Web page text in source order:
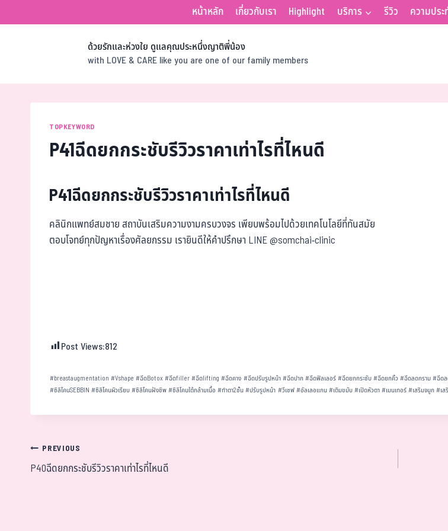
หน้าหลัก เกี่ยวกับเรา Highlight บริการ รีวิว ความประ
ด้วยรักและห่วงใย ดูแลคุณประหนึ่งญาติพี่น้อง
with LOVE & CARE like you are one of our family members
TOPKEYWORD
P41ฉีดยกกระชับรีวิวราคาเท่าไรที่ไหนดี
P41ฉีดยกกระชับรีวิวราคาเท่าไรที่ไหนดี
คลินิกแพทย์สมชาย สถาบันเสริมความงามครบวงจร เพียบพร้อมไปด้วยเทคโนโลยีที่ทันสมัย
ตอบโจทย์ทุกปัญหาเรื่องศัลยกรรม เรายินดีให้คำปรึกษา LINE @somchai-clinic
Post Views:812
#breastaugmentation #Vshape #ฉีดBotox#ฉีดfiller#ฉีดlifting #ฉีดคาง #ฉีดปรับรูปหน้า #ฉีดปาก#ฉีดฟิลเลอร์#ฉีดยกกระชับ#ฉีดยกคิ้ว#ฉีดลดกราม#ฉีด
#ซิลิโคนSEBBIN #ซิลิโคนผิวเรียบ#ซิลิโคนฝังชิพ#ซิลิโคนใต้กล้ามเนื้อ #ทำตา2ชั้น #ปรับรูปหน้า #วีเชฟ #อัลเลอแกน#เติมขมับ#เปิดหัวตา#เมนเทอร์#เสริมจมูก#เ
PREVIOUS
P40ฉีดยกกระชับรีวิวราคาเท่าไรที่ไหนดี